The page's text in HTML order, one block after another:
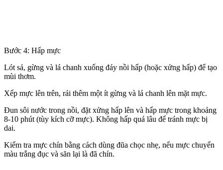
Bước 4: Hấp mực
Lót sả, gừng và lá chanh xuống đáy nồi hấp (hoặc xửng hấp) để tạo
mùi thơm.
Xếp mực lên trên, rải thêm một ít gừng và lá chanh lên mặt mực.
Đun sôi nước trong nồi, đặt xửng hấp lên và hấp mực trong khoảng
8-10 phút (tùy kích cỡ mực). Không hấp quá lâu để tránh mực bị
dai.
Kiểm tra mực chín bằng cách dùng đũa chọc nhẹ, nếu mực chuyển
màu trắng đục và săn lại là đã chín.